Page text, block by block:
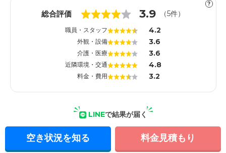
?
総合評価 3.9 （5件）
職員・スタッフ 4.2
外観・設備 3.6
介護・医療 3.6
近隣環境・交通 4.8
料金・費用 3.2
LINEで結果が届く
空き状況を知る 料金見積もり